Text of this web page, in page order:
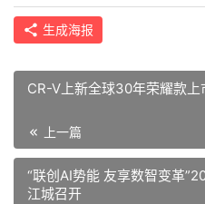
生成海报
CR-V上新全球30年荣耀款
上一篇
“联创AI势能 友享数智变革
江城召开